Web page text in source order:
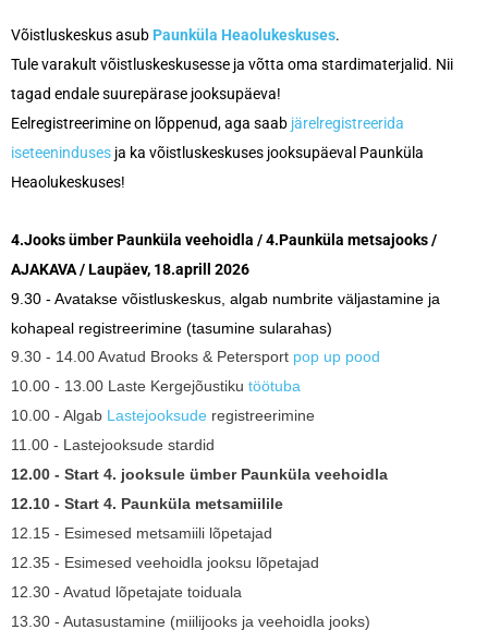
Võistluskeskus asub Paunküla Heaolukeskuses.
Tule varakult võistluskeskusesse ja võtta oma stardimaterjalid. Nii
tagad endale suurepärase jooksupäeva!
Eelregistreerimine on lõppenud, aga saab järelregistreerida
iseteeninduses ja ka võistluskeskuses jooksupäeval Paunküla
Heaolukeskuses!
4.Jooks ümber Paunküla veehoidla / 4.Paunküla metsajooks /
AJAKAVA / Laupäev, 18.aprill 2026
9.30 - Avatakse võistluskeskus, algab numbrite väljastamine ja
kohapeal registreerimine (tasumine sularahas)
9.30 - 14.00 Avatud Brooks & Petersport pop up pood
10.00 - 13.00 Laste Kergejõustiku töötuba
10.00 - Algab Lastejooksude registreerimine
11.00 - Lastejooksude stardid
12.00 - Start 4. jooksule ümber Paunküla veehoidla
12.10 - Start 4. Paunküla metsamiilile
12.15 - Esimesed metsamiili lõpetajad
12.35 - Esimesed veehoidla jooksu lõpetajad
12.30 - Avatud lõpetajate toiduala
13.30 - Autasustamine (miilijooks ja veehoidla jooks)